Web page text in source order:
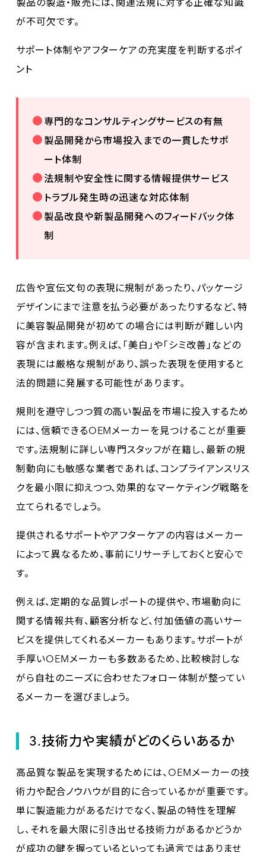
が不可欠です。
サポート体制やアフターケアの充実度を判断するポイ
ント
専門的なコンサルティングサービスの有無
製品開発から市場投入までの一貫したサポ
ート体制
法規制や安全性に関する情報提供サービス
トラブル発生時の迅速な対応体制
製品改良や新製品開発へのフィードバック体
制
広告や宣伝文句の表現に規制があったり、パッケージ
デザインにまで注意を払う必要があったりするなど、特
に美容製品開発が初めての場合には判断が難しい内
容が含まれます。例えば、「美白」や「シミ改善」などの
表現には厳格な規制があり、誤った表現を使用すると
法的問題に発展する可能性があります。
規則を遵守しつつ質の高い製品を市場に投入するため
には、信頼できるOEMメーカーを見つけることが重要
です。法規制に詳しい専門スタッフが在籍し、最新の規
制動向にも敏感な業者であれば、コンプライアンスリス
クを最小限に抑えつつ、効果的なマーケティング戦略を
立てられるでしょう。
提供されるサポートやアフターケアの内容はメーカー
によって異なるため、事前にリサーチしておくと安心で
す。
例えば、定期的な品質レポートの提供や、市場動向に
関する情報共有、顧客分析など、付加価値の高いサー
ビスを提供してくれるメーカーもあります。サポートが
手厚いOEMメーカーも多数あるため、比較検討しな
がら自社のニーズに合わせたフォロー体制が整ってい
るメーカーを選びましょう。
3.技術力や実績がどのくらいあるか
高品質な製品を実現するためには、OEMメーカーの技
術力や配合ノウハウが目的に合っているかが重要です。
単に製造能力があるだけでなく、製品の特性を理解
し、それを最大限に引き出せる技術力があるかどうか
が成功の鍵を握っているといっても過言ではありませ